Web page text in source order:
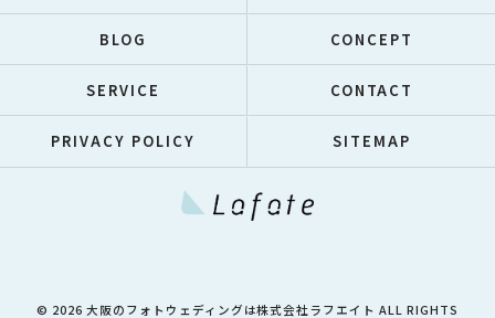
BLOG CONCEPT
SERVICE CONTACT
PRIVACY POLICY SITEMAP
© 2026 大阪のフォトウェディングは株式会社ラフエイト ALL RIGHTS